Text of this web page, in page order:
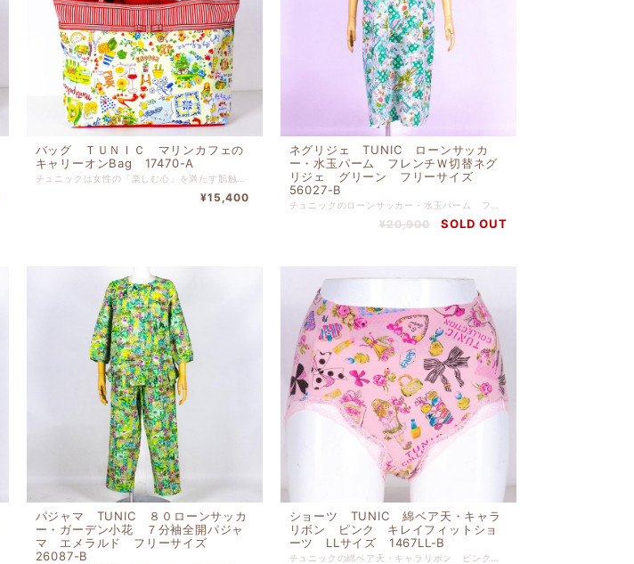
バッグ ＴＵＮＩＣ マリンカフェの
キャリーオンBag 17470-A
¥15,400
ネグリジェ TUNIC ローンサッカ
ー・水玉パーム フレンチＷ切替ネグ
リジェ グリーン フリーサイズ
56027-B
¥20,900 SOLD OUT
パジャマ TUNIC ８０ローンサッカ
ー・ガーデン小花 ７分袖全開パジャ
マ エメラルド フリーサイズ
26087-B
ショーツ TUNIC 綿ベア天・キャラ
リボン ピンク キレイフィットショ
ーツ LLサイズ 1467LL-B